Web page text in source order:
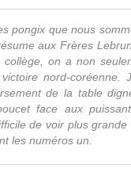
pongix que nous
aux Frères
collège, on a non
nord-coréenne.
de la table
face aux
de voir plus
les numéros un.